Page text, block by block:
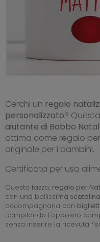
Cerchi un regalo
personalizzato? Questa
aiutante di Babbo
ottima come regalo
originale per i bambini.
Certificata per uso
Questa tazza, regalo per
con una bellissima
accompagnarla con
compilando l'apposito
senza inserire la ricevuta